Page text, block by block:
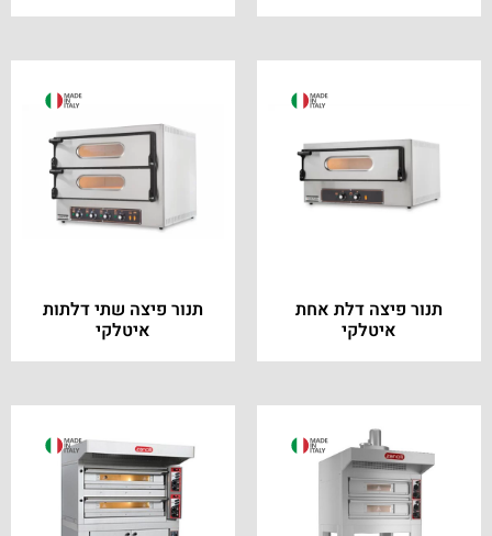
תנור פיצה דלת אחת
איטלקי
תנור פיצה שתי דלתות
איטלקי